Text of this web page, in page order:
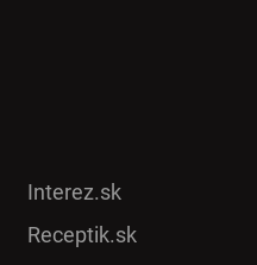
Interez.sk
Receptik.sk